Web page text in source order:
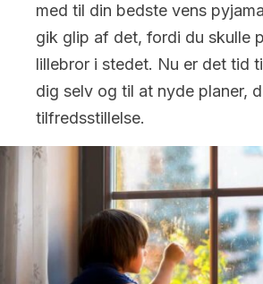
med til din bedste vens
gik glip af det, fordi du skulle
lillebror i stedet. Nu er det tid
dig selv og til at nyde planer,
tilfredsstillelse.